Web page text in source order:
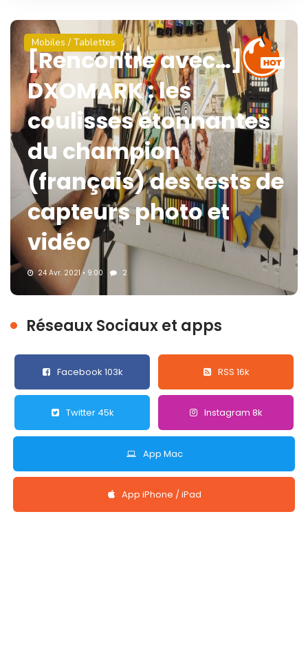
Mobiles / Tablettes
[Rencontre avec…]
DXOMARK : les
coulisses étonnantes
du champion
(français) des tests de
capteurs photo et
vidéo
24 Avr. 2021 • 9:00 2
Réseaux Sociaux et apps
Facebook 103k RSS 16k
Twitter 45k Instagram 8k
App Mac
App iPhone / iPad